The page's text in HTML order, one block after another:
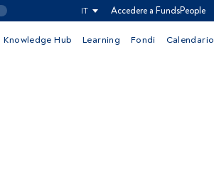
IT Accedere a FundsPeople
Knowledge Hub Learning Fondi Calendario